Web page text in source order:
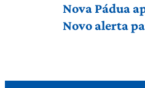
Nova Pádua
Novo alerta